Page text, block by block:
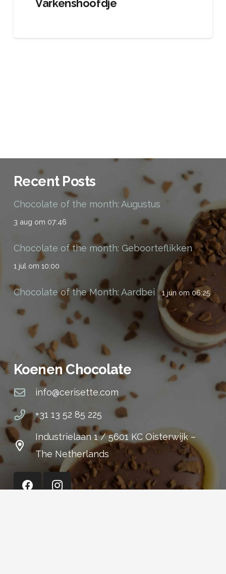
Varkenshoofdje
Recent Posts
Chocolate of the month: Augustus
3 aug om 07:46
Chocolate of the month: Geboorteflikken
1 jul om 10:00
Chocolate of the Month: Aardbei 1 jun om 06:25
Koenen Chocolate
info@cerisette.com
+31 13 52 85 225
Industrielaan 1 / 5601 KC Oisterwijk –
The Netherlands